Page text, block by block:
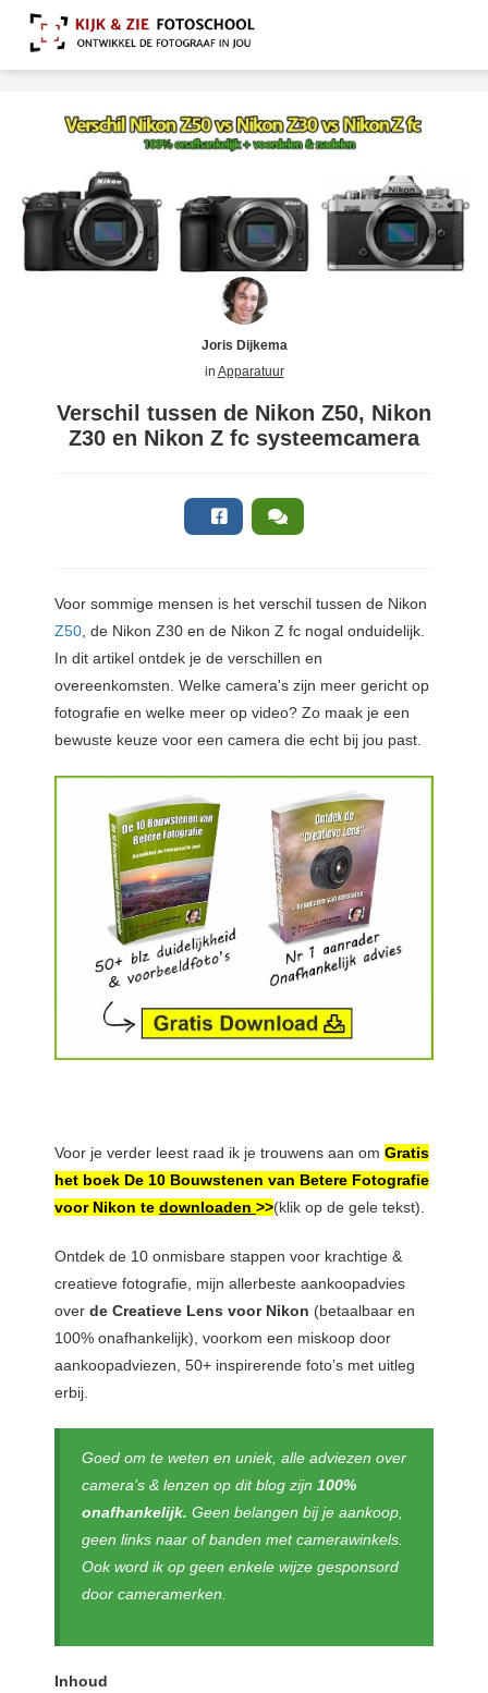
Joris Dijkema
in Apparatuur
Verschil tussen de Nikon Z50, Nikon
Z30 en Nikon Z fc systeemcamera
Voor sommige mensen is het verschil tussen de Nikon
Z50 , de Nikon Z30 en de Nikon Z fc nogal onduidelijk.
In dit artikel ontdek je de verschillen en
overeenkomsten. Welke camera's zijn meer gericht op
fotografie en welke meer op video? Zo maak je een
bewuste keuze voor een camera die echt bij jou past.
Voor je verder leest raad ik je trouwens aan om Gratis
het boek De 10 Bouwstenen van Betere Fotografie
voor Nikon te downloaden >>(klik op de gele tekst).
Ontdek de 10 onmisbare stappen voor krachtige &
creatieve fotografie, mijn allerbeste aankoopadvies
over de Creatieve Lens voor Nikon (betaalbaar en
100% onafhankelijk), voorkom een miskoop door
aankoopadviezen, 50+ inspirerende foto’s met uitleg
erbij.
Goed om te weten en uniek, alle adviezen over
camera’s & lenzen op dit blog zijn 100%
onafhankelijk. Geen belangen bij je aankoop,
geen links naar of banden met camerawinkels.
Ook word ik op geen enkele wijze gesponsord
door cameramerken.
Inhoud